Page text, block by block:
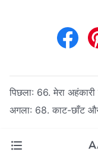
पिछला: 66. मेरा
अगला: 68. काट-छाँट